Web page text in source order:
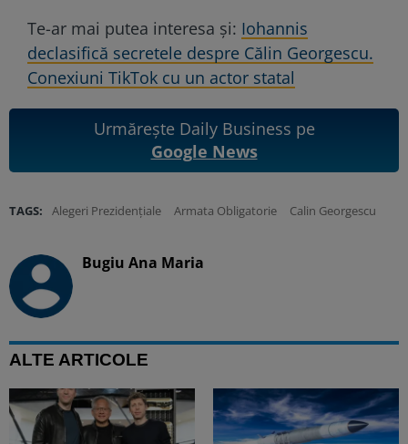
Te-ar mai putea interesa și: Iohannis
declasifică secretele despre Călin Georgescu.
Conexiuni TikTok cu un actor statal
Urmărește Daily Business pe
Google News
TAGS: Alegeri Prezidențiale Armata Obligatorie Calin Georgescu
Bugiu ⁠Ana Maria
ALTE ARTICOLE